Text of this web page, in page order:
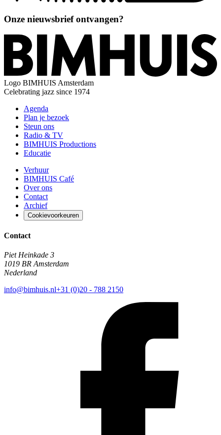
Onze nieuwsbrief ontvangen?
Logo BIMHUIS Amsterdam
Celebrating jazz since 1974
Agenda
Plan je bezoek
Steun ons
Radio & TV
BIMHUIS Productions
Educatie
Verhuur
BIMHUIS Café
Over ons
Contact
Archief
Cookievoorkeuren
Contact
Piet Heinkade 3
1019 BR Amsterdam
Nederland
info@bimhuis.nl+31 (0)20 - 788 2150